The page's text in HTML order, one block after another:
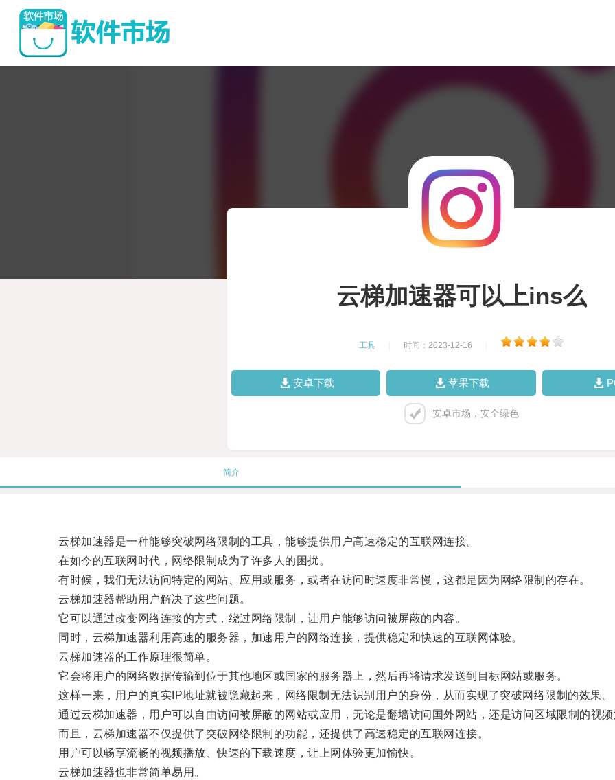
云梯加速器可以上ins么
工具 时间：2023-12-16
安卓下载 苹果下载
安卓市场，安全绿色
简介
云梯加速器是一种能够突破网络限制的工具，能够提供用户高速稳定的互联网连接。
在如今的互联网时代，网络限制成为了许多人的困扰。
有时候，我们无法访问特定的网站、应用或服务，或者在访问时速度非常慢，这都是因为网络限制的存在。
云梯加速器帮助用户解决了这些问题。
它可以通过改变网络连接的方式，绕过网络限制，让用户能够访问被屏蔽的内容。
同时，云梯加速器利用高速的服务器，加速用户的网络连接，提供稳定和快速的互联网体验。
云梯加速器的工作原理很简单。
它会将用户的网络数据传输到位于其他地区或国家的服务器上，然后再将请求发送到目标网站或服务。
这样一来，用户的真实IP地址就被隐藏起来，网络限制无法识别用户的身份，从而实现了突破网络限制的效果。
通过云梯加速器，用户可以自由访问被屏蔽的网站或应用，无论是翻墙访问国外网站，还是访问区域限制的视
而且，云梯加速器不仅提供了突破网络限制的功能，还提供了高速稳定的互联网连接。
用户可以畅享流畅的视频播放、快速的下载速度，让上网体验更加愉快。
云梯加速器也非常简单易用。